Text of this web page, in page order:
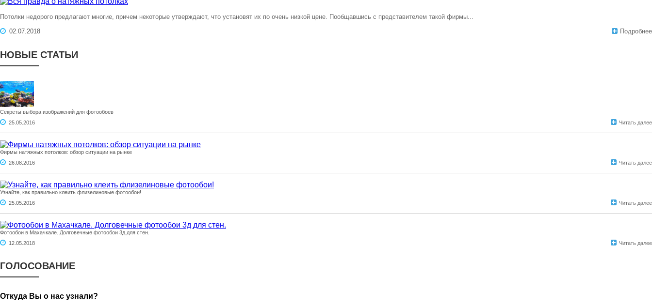
Потолки недорого предлагают многие, причем некоторые утверждают, что установят их по очень низкой цене. Пообщавшись с представителем такой фирмы...
02.07.2018
Подробнее
НОВЫЕ СТАТЬИ
Секреты выбора изображений для фотообоев
25.05.2016
Читать далее
Фирмы натяжных потолков: обзор ситуации на рынке
26.08.2016
Читать далее
Узнайте, как правильно клеить флизелиновые фотообои!
25.05.2016
Читать далее
Фотообои в Махачкале. Долговечные фотообои 3д для стен.
12.05.2018
Читать далее
ГОЛОСОВАНИЕ
Откуда Вы о нас узнали?